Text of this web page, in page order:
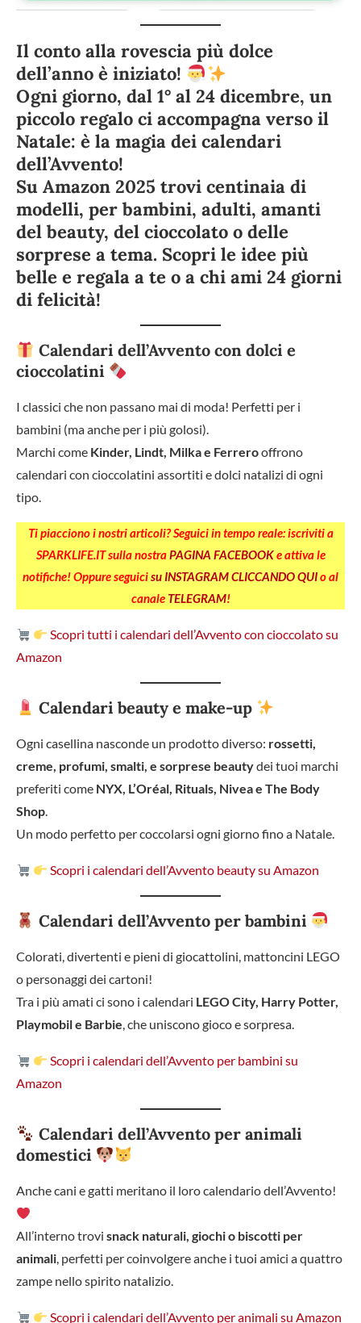
Il conto alla rovescia più dolce
dell’anno è iniziato!
Ogni giorno, dal 1° al 24 dicembre, un
piccolo regalo ci accompagna verso il
Natale: è la magia dei calendari
dell’Avvento!
Su Amazon 2025 trovi centinaia di
modelli, per bambini, adulti, amanti
del beauty, del cioccolato o delle
sorprese a tema. Scopri le idee più
belle e regala a te o a chi ami 24 giorni
di felicità!
Calendari dell’Avvento con dolci e
cioccolatini
I classici che non passano mai di moda! Perfetti per i
bambini (ma anche per i più golosi).
Marchi come Kinder, Lindt, Milka e Ferrerooffrono
calendari con cioccolatini assortiti e dolci natalizi di ogni
tipo.
Ti piacciono i nostri articoli? Seguici in tempo reale: iscriviti a
SPARKLIFE.IT sulla nostraPAGINA FACEBOOKe attiva le
notifiche! Oppure seguicisu INSTAGRAM CLICCANDO QUIo al
canale TELEGRAM!
Scopri tutti i calendari dell’Avvento con cioccolato su
Amazon
Calendari beauty e make-up
Ogni casellina nasconde un prodotto diverso: rossetti,
creme, profumi, smalti, e sorprese beautydei tuoi marchi
preferiti come NYX, L’Oréal, Rituals, Nivea e The Body
Shop.
Un modo perfetto per coccolarsi ogni giorno fino a Natale.
Scopri i calendari dell’Avvento beauty su Amazon
Calendari dell’Avvento per bambini
Colorati, divertenti e pieni di giocattolini, mattoncini LEGO
o personaggi dei cartoni!
Tra i più amati ci sono i calendari LEGO City, Harry Potter,
Playmobil e Barbie, che uniscono gioco e sorpresa.
Scopri i calendari dell’Avvento per bambini su
Amazon
Calendari dell’Avvento per animali
domestici
Anche cani e gatti meritano il loro calendario dell’Avvento!
All’interno trovi snack naturali, giochi o biscotti per
animali, perfetti per coinvolgere anche i tuoi amici a quattro
zampe nello spirito natalizio.
Scopri i calendari dell’Avvento per animali su Amazon